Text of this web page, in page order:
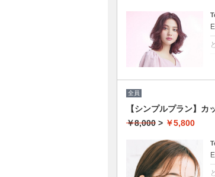
全員
【シンプルプラン】カ
￥8,000 > ￥5,800